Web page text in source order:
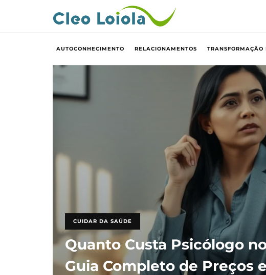
AUTOCONHECIMENTO RELACIONAMENTOS TRANSFORMAÇÃO
CUIDAR DA SAÚDE
Quanto Custa Psicólogo
Guia Completo de Preços